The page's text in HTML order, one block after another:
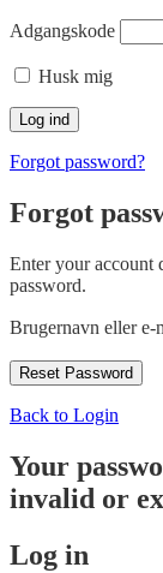
Adgangskode
Husk mig
Forgot password?
Forgot
Enter your account
password.
Brugernavn eller e-
Back to Login
Your
invalid or
Log in